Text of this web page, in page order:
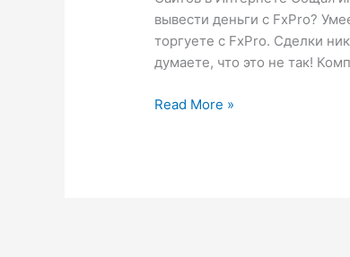
вывести деньги с FxPro?
торгуете с FxPro. Сделки
думаете, что это не так!
о
торговле
Read More »